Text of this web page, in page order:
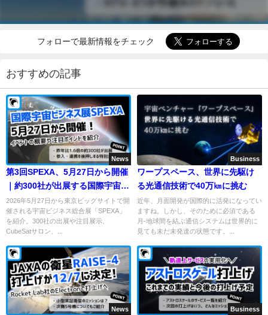
フォローで最新情報をチェック
おすすめの記事
News
第3回SPEXA、5月27日から開催
｜約300社が出展する国際宇宙ビ
ジネス展
2026年5月27日から東京ビッグサイトで開
催される宇宙ビジネス総合展「SPEXA」
を紹介。300社の出展や注目展示、
CubeSatサロン、...
Business
ワープスペース、世界に先駆け
る光通信技術で40万㎞に挑む
近年、月面開発が国際的に活発になってい
ますね。しかし、そのために必須である
月-地球間を結ぶ通信システムは世界的に
見ても未だ未発達の状態です。...
News Business